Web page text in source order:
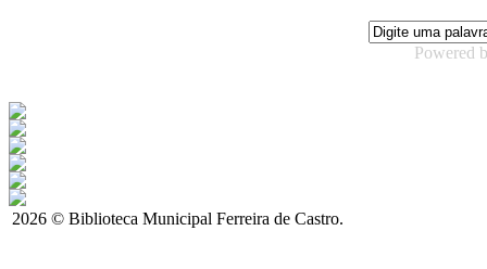
Powered
2026 © Biblioteca Municipal Ferreira de Castro.